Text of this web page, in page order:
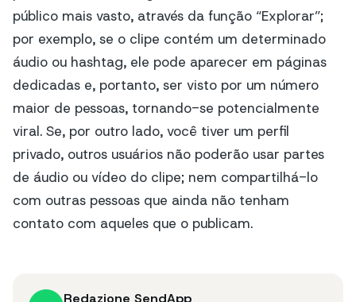
público mais vasto, através da função “Explorar”;
por exemplo, se o clipe contém um determinado
áudio ou hashtag, ele pode aparecer em páginas
dedicadas e, portanto, ser visto por um número
maior de pessoas, tornando-se potencialmente
viral. Se, por outro lado, você tiver um perfil
privado, outros usuários não poderão usar partes
de áudio ou vídeo do clipe; nem compartilhá-lo
com outras pessoas que ainda não tenham
contato com aqueles que o publicam.
Redazione SendApp